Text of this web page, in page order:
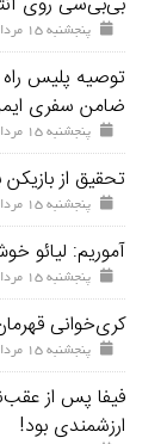
پنجشنبه ۱۵ مرداد ۱۴۰۵ - ۱۰:۵۲:۲۹
توصیه پلیس راه
ضامن سفری
پنجشنبه ۱۵ مرداد ۱۴۰۵ - ۱۰:۰۷:۳۱
تحقیق از بازیکن
پنجشنبه ۱۵ مرداد ۱۴۰۵ - ۰۹:۴۹:۴۸
آموریم: لیائو
پنجشنبه ۱۵ مرداد ۱۴۰۵ - ۰۹:۴۹:۴۷
کری‌خوانی
پنجشنبه ۱۵ مرداد ۱۴۰۵ - ۰۹:۴۹:۴۷
فیفا پس از
ارزشمندی بود!